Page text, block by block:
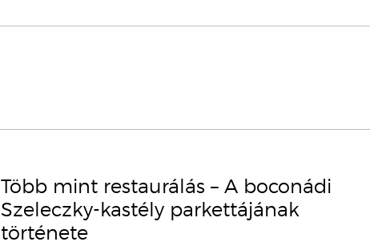
Több mint restaurálás – A boconádi
Szeleczky-kastély parkettájának
története